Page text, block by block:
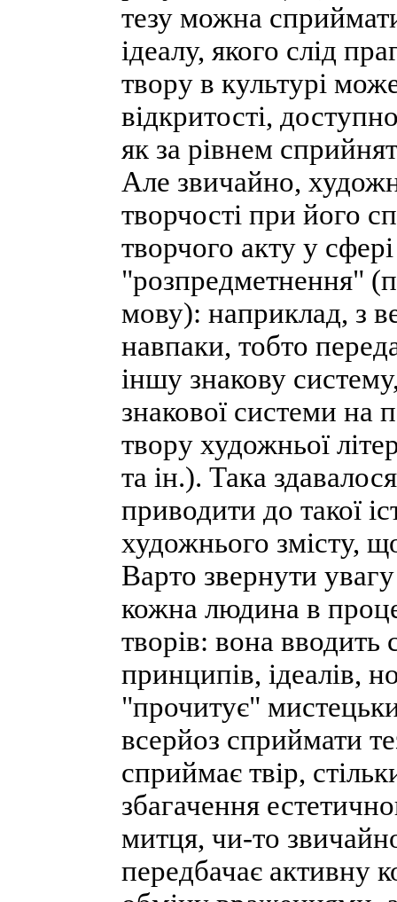
тезу можна
ідеалу, якого слід
твору в культурі
відкритості,
як за рівнем
Але звичайно,
творчості при його
творчого акту у
"розпредметнення"
мову): наприклад, з
навпаки, тобто
іншу знакову
знакової системи на
твору художньої
та ін.). Така
приводити до такої
художнього змісту,
Варто звернути
кожна людина в
творів: вона вводить
принципів, ідеалів,
"прочитує"
всерйоз сприймати
сприймає твір,
збагачення
митця, чи-то
передбачає активну